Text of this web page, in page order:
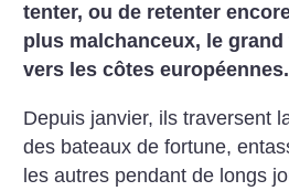
tenter, ou de retenter
plus malchanceux, le grand
vers les côtes européennes.
Depuis janvier, ils traversent
des bateaux de fortune,
les autres pendant de longs